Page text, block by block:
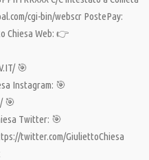
cgi-bin/webscr PostePay:
Chiesa Web: 👉
🎯
Instagram: 🎯
🎯
Twitter: 🎯
twitter.com/GiuliettoChiesa